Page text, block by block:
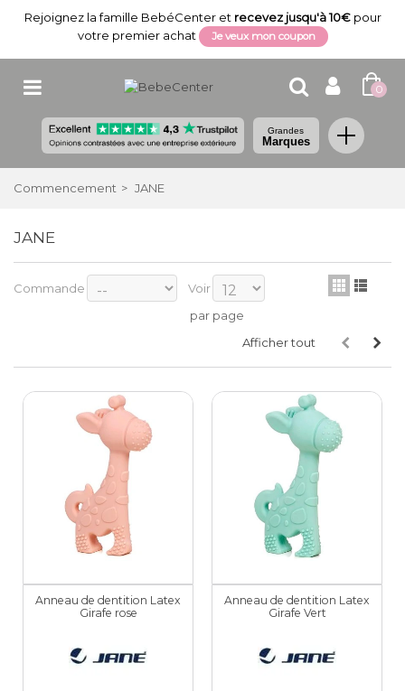
Rejoignez la famille BebéCenter et recevez jusqu'à 10€pour
votre premier achat
Je veux mon coupon
0
Grandes
Marques
Commencement > JANE
JANE
Commande
Voir
par page
Afficher tout
Anneau de dentition Latex
Girafe rose
Anneau de dentition Latex
Girafe Vert